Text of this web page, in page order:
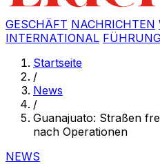
GESCHÄFT NACHRICHTEN
INTERNATIONAL
Startseite
/
News
/
Guanajuato: Straßen
nach Operationen
NEWS